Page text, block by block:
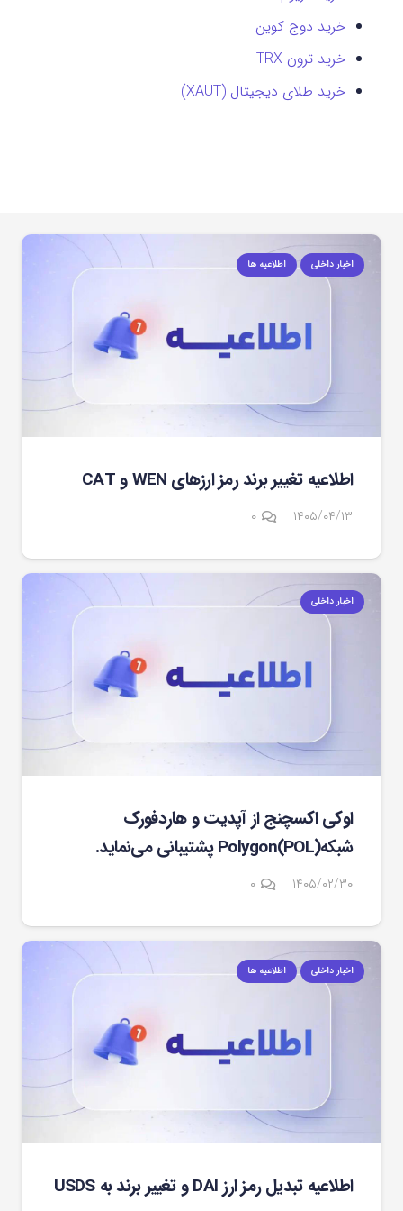
خرید دوج کوین
خرید ترون TRX
خرید طلای دیجیتال (XAUT)
اخبار داخلی اطلاعیه ها
اطلاعیه تغییر برند رمز ارزهای WEN و CAT
۱۴۰۵/۰۴/۱۳ ۰
اخبار داخلی
اوکی اکسچنج از آپدیت و هاردفورک
شبکهPolygon(POL) پشتیبانی می‌نماید.
۱۴۰۵/۰۲/۳۰ ۰
اخبار داخلی اطلاعیه ها
اطلاعیه تبدیل رمز ارز DAI و تغییر برند به USDS